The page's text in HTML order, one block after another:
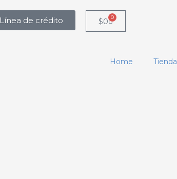
Línea de crédito $0 0Carrito
Home Tienda